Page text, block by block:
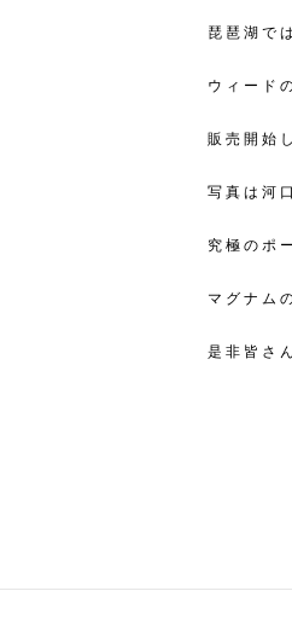
琵琶湖で
ウィード
販売開始
写真は河
究極のポ
マグナム
是非皆さ